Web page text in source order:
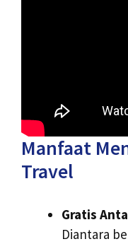
Manfaat
Travel
Gratis
Diantara